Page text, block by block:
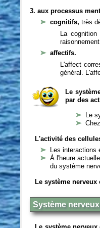
3. aux processus
cognitifs,très
La
affectifs.
L'affect
général.
Le
par des
Le
L'activité des
Les interactions
À l'heure
du système
Le système
Système